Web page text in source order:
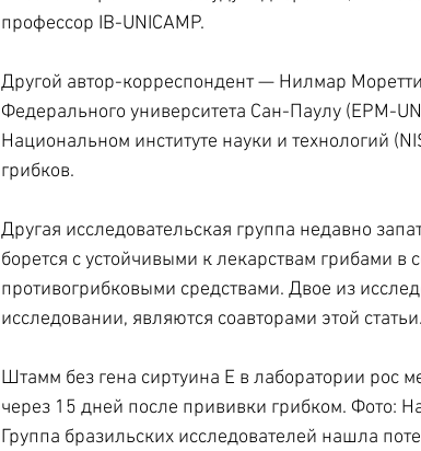
профессор IB-UNICAMP.
Другой автор-корреспондент — Нилмар
Федерального университета Сан-Паулу (EPM-
Национальном институте науки и технологий
грибков.
Другая исследовательская группа недавно
борется с устойчивыми к лекарствам грибами
противогрибковыми средствами. Двое из
исследовании, являются соавторами этой статьи.
Штамм без гена сиртуина Е в лаборатории
через 15 дней после прививки грибком. Фото:
Группа бразильских исследователей нашла